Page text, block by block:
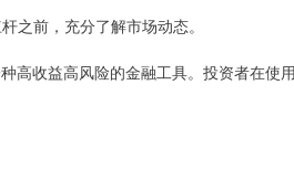
之前，充分了解市场动态。
高收益高风险的金融工具。投资者在